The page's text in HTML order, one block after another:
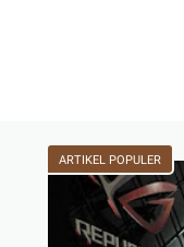
ARTIKEL POPULER